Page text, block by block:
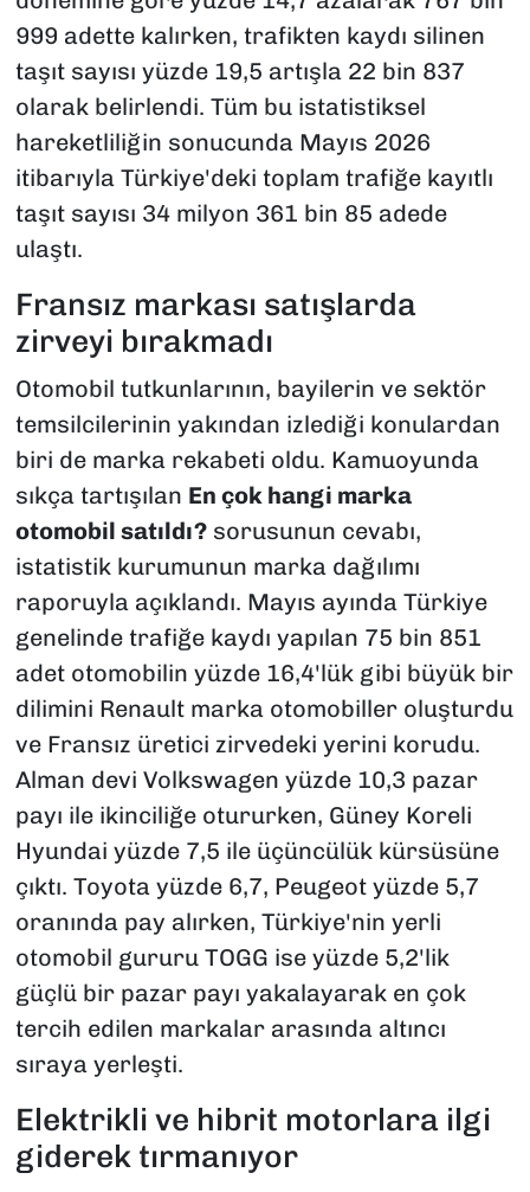
999 adette kalırken, trafikten kaydı silinen
taşıt sayısı yüzde 19,5 artışla 22 bin 837
olarak belirlendi. Tüm bu istatistiksel
hareketliliğin sonucunda Mayıs 2026
itibarıyla Türkiye'deki toplam trafiğe kayıtlı
taşıt sayısı 34 milyon 361 bin 85 adede
ulaştı.
Fransız markası satışlarda
zirveyi bırakmadı
Otomobil tutkunlarının, bayilerin ve sektör
temsilcilerinin yakından izlediği konulardan
biri de marka rekabeti oldu. Kamuoyunda
sıkça tartışılan En çok hangi marka
otomobil satıldı?sorusunun cevabı,
istatistik kurumunun marka dağılımı
raporuyla açıklandı. Mayıs ayında Türkiye
genelinde trafiğe kaydı yapılan 75 bin 851
adet otomobilin yüzde 16,4'lük gibi büyük bir
dilimini Renault marka otomobiller oluşturdu
ve Fransız üretici zirvedeki yerini korudu.
Alman devi Volkswagen yüzde 10,3 pazar
payı ile ikinciliğe otururken, Güney Koreli
Hyundai yüzde 7,5 ile üçüncülük kürsüsüne
çıktı. Toyota yüzde 6,7, Peugeot yüzde 5,7
oranında pay alırken, Türkiye'nin yerli
otomobil gururu TOGG ise yüzde 5,2'lik
güçlü bir pazar payı yakalayarak en çok
tercih edilen markalar arasında altıncı
sıraya yerleşti.
Elektrikli ve hibrit motorlara ilgi
giderek tırmanıyor